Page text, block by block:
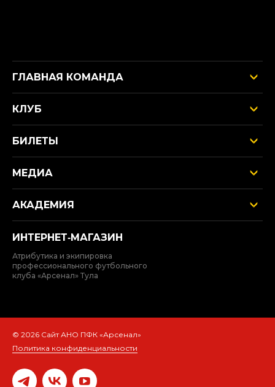
ГЛАВНАЯ КОМАНДА
КЛУБ
БИЛЕТЫ
МЕДИА
АКАДЕМИЯ
ИНТЕРНЕТ‑МАГАЗИН
Атрибутика и экипировка
профессионального футбольного
клуба «Арсенал» Тула
© 2026 Сайт АНО ПФК «Арсенал»
Политика конфиденциальности